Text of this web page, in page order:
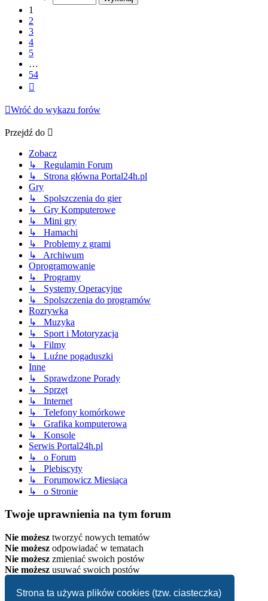
Strona ta używa plików cookies (tzw. ciasteczka)
1
2
3
4
5
…
54
Wróć do wykazu forów
Przejdź do
Zobacz
↳ Regulamin Forum
↳ Strona główna Portal24h.pl
Gry
↳ Spolszczenia do gier
↳ Gry Komputerowe
↳ Mini gry
↳ Hamachi
↳ Problemy z grami
↳ Archiwum
Oprogramowanie
↳ Programy
↳ Systemy Operacyjne
↳ Spolszczenia do programów
Rozrywka
↳ Muzyka
↳ Sport i Motoryzacja
↳ Filmy
↳ Luźne pogaduszki
Inne
↳ Sprawdzone Porady
↳ Sprzęt
↳ Internet
↳ Telefony komórkowe
↳ Grafika komputerowa
↳ Konsole
Serwis Portal24h.pl
↳ o Forum
↳ Plebiscyty
↳ Forumowicz Miesiąca
↳ o Stronie
Twoje uprawnienia na tym forum
Nie możesz tworzyć nowych tematów
Nie możesz odpowiadać w tematach
Nie możesz zmieniać swoich postów
Nie możesz usuwać swoich postów
Strona główna